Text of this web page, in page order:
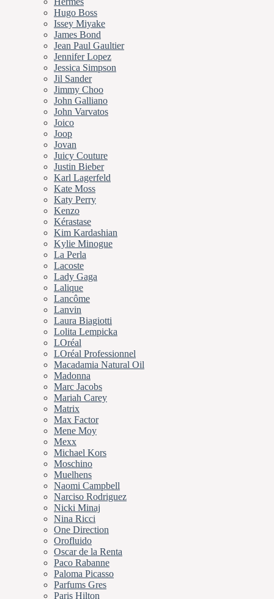
Hugo Boss
Issey Miyake
James Bond
Jean Paul Gaultier
Jennifer Lopez
Jessica Simpson
Jil Sander
Jimmy Choo
John Galliano
John Varvatos
Joico
Joop
Jovan
Juicy Couture
Justin Bieber
Karl Lagerfeld
Kate Moss
Katy Perry
Kenzo
Kérastase
Kim Kardashian
Kylie Minogue
La Perla
Lacoste
Lady Gaga
Lalique
Lancôme
Lanvin
Laura Biagiotti
Lolita Lempicka
LOréal
LOréal Professionnel
Macadamia Natural Oil
Madonna
Marc Jacobs
Mariah Carey
Matrix
Max Factor
Mene Moy
Mexx
Michael Kors
Moschino
Muelhens
Naomi Campbell
Narciso Rodriguez
Nicki Minaj
Nina Ricci
One Direction
Orofluido
Oscar de la Renta
Paco Rabanne
Paloma Picasso
Parfums Gres
Paris Hilton